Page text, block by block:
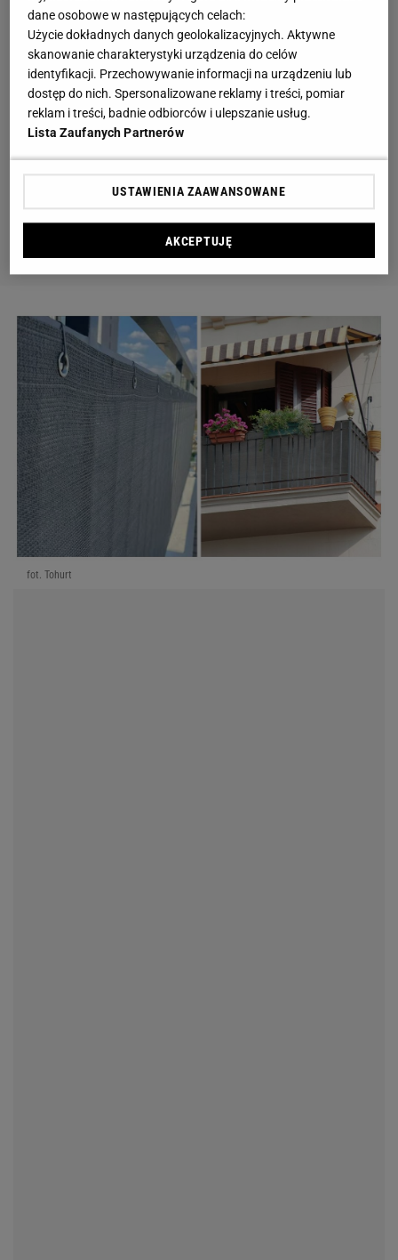
fot. Tohurt
dane osobowe w następujących celach:
Użycie dokładnych danych geolokalizacyjnych. Aktywne
skanowanie charakterystyki urządzenia do celów
identyfikacji. Przechowywanie informacji na urządzeniu lub
dostęp do nich. Spersonalizowane reklamy i treści, pomiar
reklam i treści, badnie odbiorców i ulepszanie usług.
Lista Zaufanych Partnerów
USTAWIENIA ZAAWANSOWANE
AKCEPTUJĘ